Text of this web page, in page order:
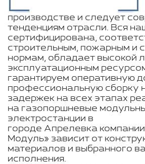
производстве и следует
тенденциям отрасли. Вся
сертифицирована,
строительным, пожарным и
нормам, обладает высокой
эксплуатационным
гарантируем оперативную
профессиональную сборку
задержек на всех этапах
на газопоршневые
электростанции в
городе Апрелевка
Модуль» зависит от
материалов и выбранного
исполнения.